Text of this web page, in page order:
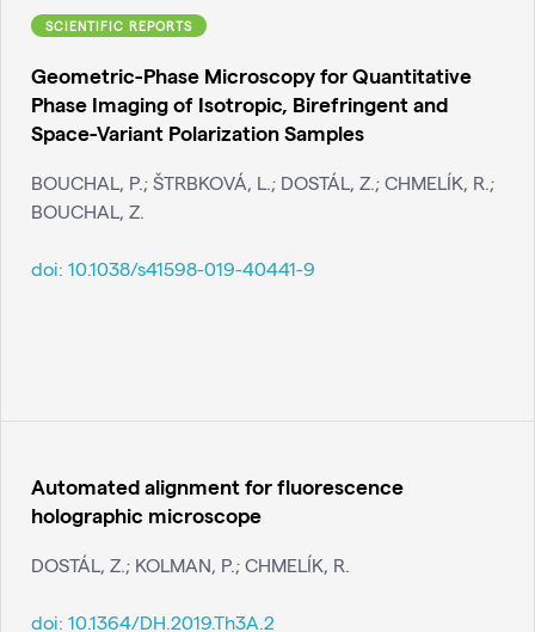
SCIENTIFIC REPORTS
Geometric-Phase Microscopy for Quantitative
Phase Imaging of Isotropic, Birefringent and
Space-Variant Polarization Samples
BOUCHAL, P.; ŠTRBKOVÁ, L.; DOSTÁL, Z.; CHMELÍK, R.;
BOUCHAL, Z.
doi: 10.1038/s41598-019-40441-9
Automated alignment for fluorescence
holographic microscope
DOSTÁL, Z.; KOLMAN, P.; CHMELÍK, R.
doi: 10.1364/DH.2019.Th3A.2